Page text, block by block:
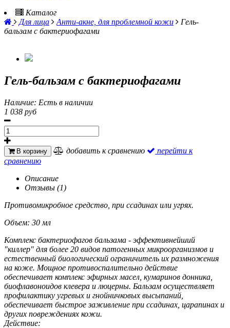
Каталог
Для лица
Анти-акне, для проблемной кожи
Гель-
бальзам с бактериофагами
Гель-бальзам с бактериофагами
Наличие: Есть в наличии
1 038 руб
В корзину добавить к сравнению
перейти к
сравнению
Описание
Отзывы (1)
Противомикробное средство, при ссадинах или угрях.
Объем: 30 мл
Комплекс бактериофагов бальзама - эффективнейший
"киллер" для более 20 видов патогенных микроорганизмов и
естественный биологический ограничитель их размножения
на коже. Мощное противоспалительно действие
обеспечивает комплекс эфирных масел, кумаринов донника,
биофлавоноидов клевера и люцерны. Бальзам осуществляет
профилактику угревых и гнойничковых высыпаний,
обеспечивает быстрое заживление при ссадинах, царапинах и
других повреждениях кожи.
Действие: